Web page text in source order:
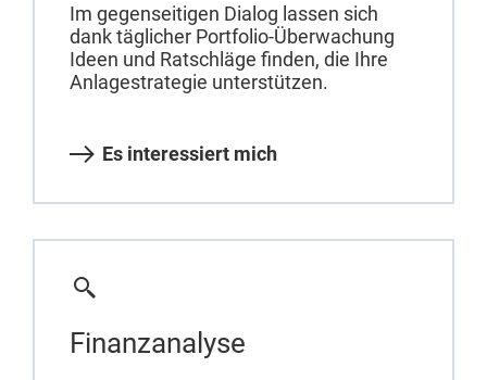
Im gegenseitigen Dialog lassen sich
dank täglicher Portfolio-Überwachung
Ideen und Ratschläge finden, die Ihre
Anlagestrategie unterstützen.
Es interessiert mich
Finanzanalyse